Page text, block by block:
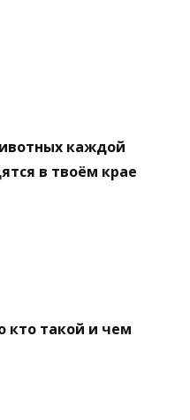
каждой
в твоём крае
кто такой и чем